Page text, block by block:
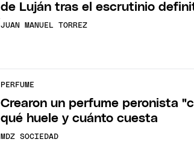
de Luján tras el escrutinio
JUAN MANUEL TORREZ
PERFUME
Crearon un perfume peronista
qué huele y cuánto cuesta
MDZ SOCIEDAD